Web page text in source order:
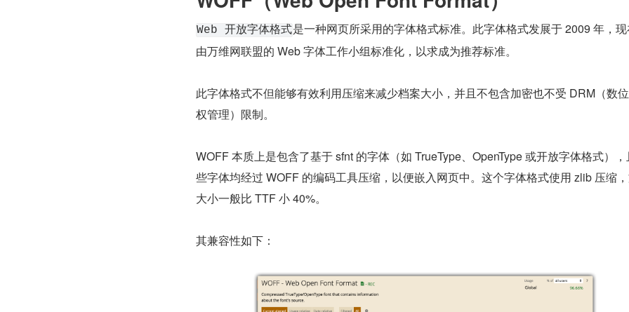
Web 开放字体格式是一种网页所采用的字体格式标准。此字体格式发展于 2009 年，
由万维网联盟的 Web 字体工作小组标准化，以求成为推荐标准。
此字体格式不但能够有效利用压缩来减少档案大小，并且不包含加密也不受 DRM（数
权管理）限制。
WOFF 本质上是包含了基于 sfnt 的字体（如 TrueType、OpenType 或开放字体格式）
些字体均经过 WOFF 的编码工具压缩，以便嵌入网页中。这个字体格式使用 zlib 压缩
大小一般比 TTF 小 40%。
其兼容性如下：